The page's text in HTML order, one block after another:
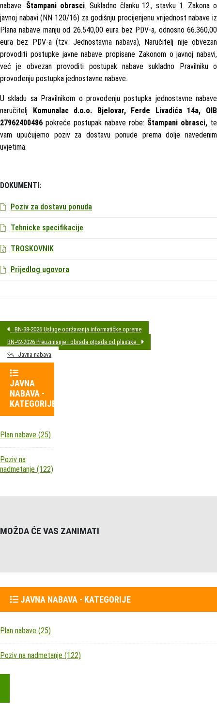
nabave: Štampani obrasci. Sukladno članku 12., stavku 1. Zakona o
javnoj nabavi (NN 120/16) za godišnju procijenjenu vrijednost nabave iz
Plana nabave manju od 26.540,00 eura bez PDV-a, odnosno 66.360,00
eura bez PDV-a (tzv. Jednostavna nabava), Naručitelj nije obvezan
provoditi postupke javne nabave propisane Zakonom o javnoj nabavi,
već je obvezan provoditi postupak nabave sukladno Pravilniku o
provođenju postupka jednostavne nabave.
U skladu sa Pravilnikom o provođenju postupka jednostavne nabave
naručitelj Komunalac d.o.o. Bjelovar, Ferde Livadića 14a, OIB
27962400486 pokreće postupak nabave robe: Štampani obrasci, te
vam upućujemo poziv za dostavu ponude prema dolje navedenim
uvjetima.
DOKUMENTI:
Poziv za dostavu ponuda
Tehnicke specifikacije
TROSKOVNIK
Prijedlog ugovora
BN-38-2026 Usluge održavanja informatičke opreme
BN-42-2026 Preuzimanje i obrada otpada od plastike
Javna nabava
JAVNA
NABAVA -
KATEGORIJE
Plan nabave (25)
Poziv na
nadmetanje (122)
MOŽDA ĆE VAS ZANIMATI
JAVNA NABAVA - KATEGORIJE
Plan nabave (25)
Poziv na nadmetanje (122)